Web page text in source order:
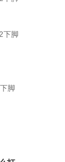
下脚
脚